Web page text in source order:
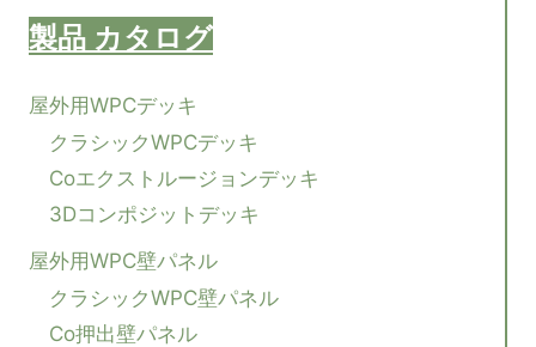
屋
WPC
壁
パ
ル
ビ
ゲ
ー
シ
ョ
ン
製品 カタログ
屋外用WPCデッキ
クラシックWPCデッキ
Coエクストルージョンデッキ
3Dコンポジットデッキ
屋外用WPC壁パネル
クラシックWPC壁パネル
Co押出壁パネル